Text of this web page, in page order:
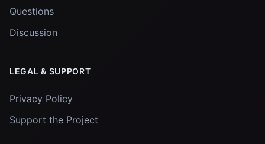
Questions
Discussion
LEGAL & SUPPORT
Privacy Policy
Support the Project